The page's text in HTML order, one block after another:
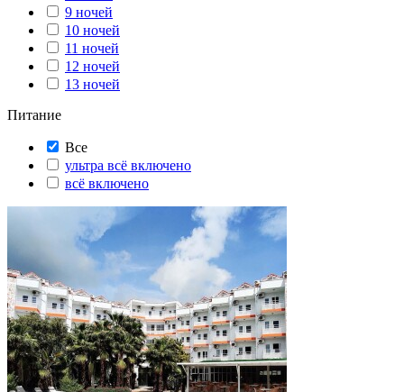
9 ночей
10 ночей
11 ночей
12 ночей
13 ночей
Питание
Все
ультра всё включено
всё включено